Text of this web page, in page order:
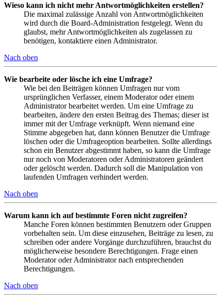
Wieso kann ich nicht mehr Antwortmöglichkeiten erstellen?
Die maximal zulässige Anzahl von Antwortmöglichkeiten
wird durch die Board-Administration festgelegt. Wenn du
glaubst, mehr Antwortmöglichkeiten als zugelassen zu
benötigen, kontaktiere einen Administrator.
Nach oben
Wie bearbeite oder lösche ich eine Umfrage?
Wie bei den Beiträgen können Umfragen nur vom
ursprünglichen Verfasser, einem Moderator oder einem
Administrator bearbeitet werden. Um eine Umfrage zu
bearbeiten, ändere den ersten Beitrag des Themas; dieser ist
immer mit der Umfrage verknüpft. Wenn niemand eine
Stimme abgegeben hat, dann können Benutzer die Umfrage
löschen oder die Umfrageoption bearbeiten. Sollte allerdings
schon ein Benutzer abgestimmt haben, so kann die Umfrage
nur noch von Moderatoren oder Administratoren geändert
oder gelöscht werden. Dadurch soll die Manipulation von
laufenden Umfragen verhindert werden.
Nach oben
Warum kann ich auf bestimmte Foren nicht zugreifen?
Manche Foren können bestimmten Benutzern oder Gruppen
vorbehalten sein. Um diese einzusehen, Beiträge zu lesen, zu
schreiben oder andere Vorgänge durchzuführen, brauchst du
möglicherweise besondere Berechtigungen. Frage einen
Moderator oder Administrator nach entsprechenden
Berechtigungen.
Nach oben